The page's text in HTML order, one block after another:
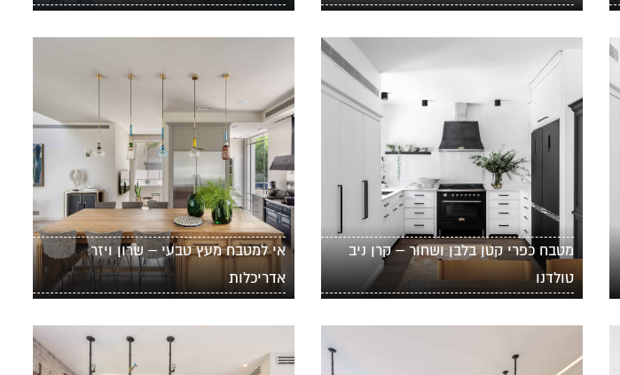
מטבח כפרי קטן בלבן ושחור – קרן ניב
טולדנו
אי למטבח מעץ טבעי – שרון ויזר
אדריכלות